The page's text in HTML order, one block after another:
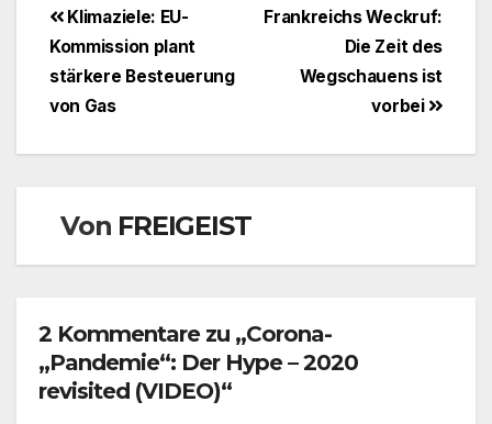
Beitragsnavigation
Frankreichs Weckruf:
Die Zeit des
Wegschauens ist
vorbei
Klimaziele: EU-
Kommission plant
stärkere Besteuerung
von Gas
Von FREIGEIST
2 Kommentare zu „Corona-
„Pandemie“: Der Hype – 2020
revisited (VIDEO)“